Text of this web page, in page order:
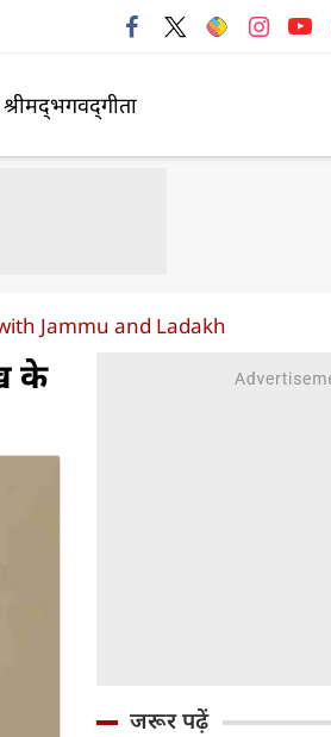
श्रीमद्‍भगवद्‍गीता
Jammu and Ladakh
के
जरूर पढ़ें